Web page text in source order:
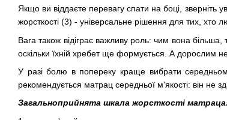
Якщо ви віддаєте перевагу спати на боці, зверніть
жорсткості (3) - універсальне рішення для тих, хто
Вага також відіграє важливу роль: чим вона
оскільки їхній хребет ще формується. А дорослим
У разі болю в попереку краще вибрати
рекомендується матрац середньої м'якості: він не
Загальноприйнята шкала жорсткості